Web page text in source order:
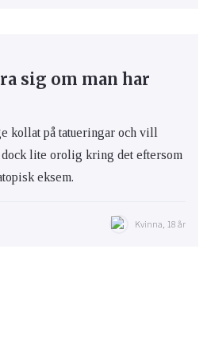
sig om man har
kollat på tatueringar och vill
lite orolig kring det eftersom
eksem.
Kvinna, 18 år